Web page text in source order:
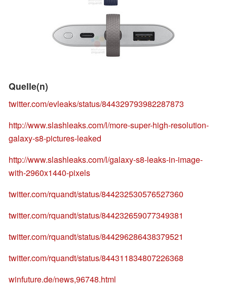
Quelle(n)
twitter.com/evleaks/status/844329793982287873
http://www.slashleaks.com/l/more-super-high-resolution-
galaxy-s8-pictures-leaked
http://www.slashleaks.com/l/galaxy-s8-leaks-in-image-
with-2960x1440-pixels
twitter.com/rquandt/status/844232530576527360
twitter.com/rquandt/status/844232659077349381
twitter.com/rquandt/status/844296286438379521
twitter.com/rquandt/status/844311834807226368
winfuture.de/news,96748.html